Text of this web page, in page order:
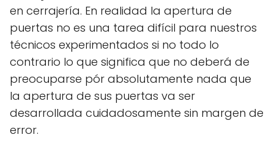
en cerrajería. En realidad la apertura de
puertas no es una tarea difícil para nuestros
técnicos experimentados si no todo lo
contrario lo que significa que no deberá de
preocuparse pór absolutamente nada que
la apertura de sus puertas va ser
desarrollada cuidadosamente sin margen de
error.